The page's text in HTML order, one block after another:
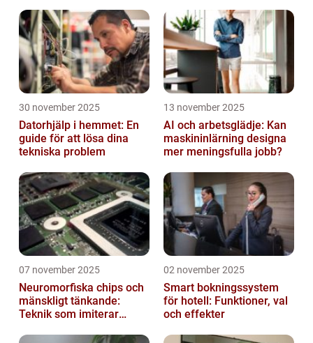
30 november 2025
Datorhjälp i hemmet: En
guide för att lösa dina
tekniska problem
13 november 2025
AI och arbetsglädje: Kan
maskininlärning designa
mer meningsfulla jobb?
07 november 2025
Neuromorfiska chips och
mänskligt tänkande:
Teknik som imiterar
02 november 2025
Smart bokningssystem
för hotell: Funktioner, val
och effekter